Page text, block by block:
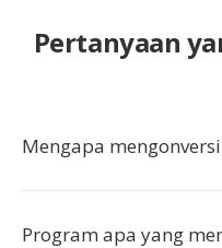
Pertanyaan
Mengapa mengonversi
Program apa yang